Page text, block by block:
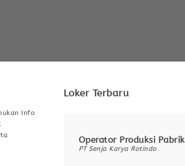
Info
Loker Terbaru
Operator Produksi Pabrik
PT Senja Karya Rotindo